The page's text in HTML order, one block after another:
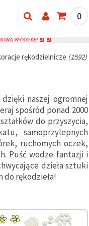
0
WYSYŁKĘ!
rękodzielnicze (1592)
naszej ogromnej
spośród ponad 2000
do przyszycia,
samoprzylepnych
ruchomych oczek,
Puść wodze fantazji i
dzieła sztuki
rękodzieła!